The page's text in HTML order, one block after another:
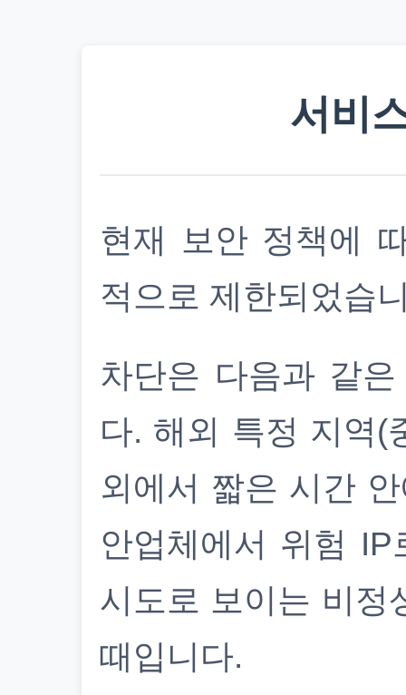
서비
현재 보안 정책에
적으로 제한되었습
차단은 다음과 같
다. 해외 특정 지역(
외에서 짧은 시간
안업체에서 위험
시도로 보이는 비정
때입니다.